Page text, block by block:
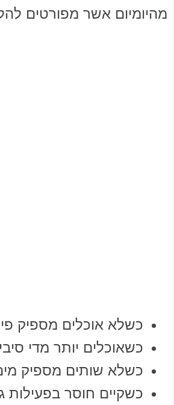
מהיומיום אשר מפורטים
כשלא אוכלים מספיק
כשאוכלים יותר מדי
כשלא שותים מספיק
כשקיים חוסר בפעילות